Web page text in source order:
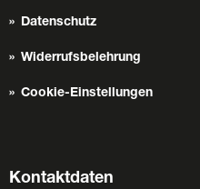
Datenschutz
Widerrufsbelehrung
Cookie-Einstellungen
Kontaktdaten